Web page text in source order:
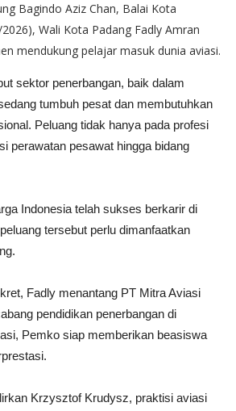
Bagindo Aziz Chan, Balai Kota
Wali Kota Padang Fadly Amran
mendukung pelajar masuk dunia aviasi.
sektor penerbangan, baik dalam
tumbuh pesat dan membutuhkan
Peluang tidak hanya pada profesi
perawatan pesawat hingga bidang
Indonesia telah sukses berkarir di
tersebut perlu dimanfaatkan
Fadly menantang PT Mitra Aviasi
pendidikan penerbangan di
Pemko siap memberikan beasiswa
Krzysztof Krudysz, praktisi aviasi